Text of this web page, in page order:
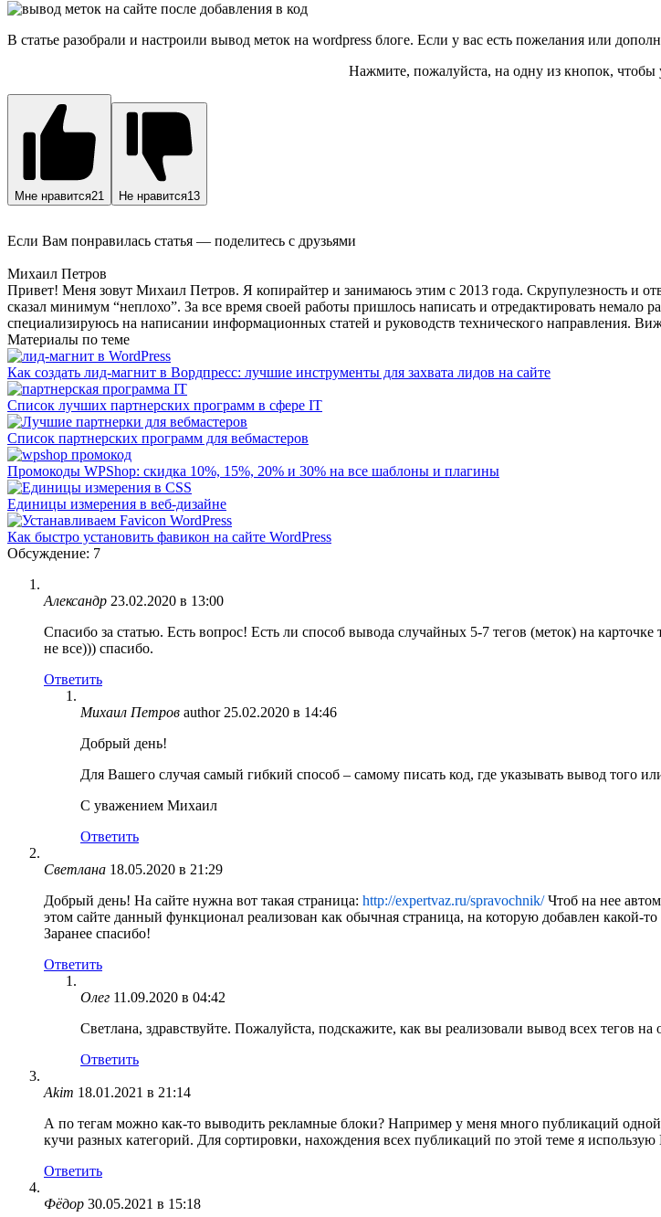
В статье разобрали и настроили вывод меток на wordpress блоге. Если у вас есть пожелания или
Нажмите, пожалуйста, на одну из кнопок, чтобы
Мне нравится21 Не нравится13
Если Вам понравилась статья — поделитесь с друзьями
Михаил Петров
Привет! Меня зовут Михаил Петров. Я копирайтер и занимаюсь этим с 2013 года. Скрупулезность и
сказал минимум “неплохо”. За все время своей работы пришлось написать и отредактировать
специализируюсь на написании информационных статей и руководств технического направления.
Материалы по теме
Как создать лид-магнит в Вордпресс: лучшие инструменты для захвата лидов на сайте
Список лучших партнерских программ в сфере IT
Список партнерских программ для вебмастеров
Промокоды WPShop: скидка 10%, 15%, 20% и 30% на все шаблоны и плагины
Единицы измерения в веб-дизайне
Как быстро установить фавикон на сайте WordPress
Обсуждение: 7
Александр 23.02.2020 в 13:00
Спасибо за статью. Есть вопрос! Есть ли способ вывода случайных 5-7 тегов (меток) на
не все))) спасибо.
Ответить
Михаил Петров author 25.02.2020 в 14:46
Добрый день!
Для Вашего случая самый гибкий способ – самому писать код, где указывать вывод того
С уважением Михаил
Ответить
Светлана 18.05.2020 в 21:29
Добрый день! На сайте нужна вот такая страница: http://expertvaz.ru/spravochnik/Чтоб на нее
этом сайте данный функционал реализован как обычная страница, на которую добавлен какой-
Заранее спасибо!
Ответить
Олег 11.09.2020 в 04:42
Светлана, здравствуйте. Пожалуйста, подскажите, как вы реализовали вывод всех тегов на
Ответить
Akim 18.01.2021 в 21:14
А по тегам можно как-то выводить рекламные блоки? Например у меня много публикаций
кучи разных категорий. Для сортировки, нахождения всех публикаций по этой теме я
Ответить
Фёдор 30.05.2021 в 15:18